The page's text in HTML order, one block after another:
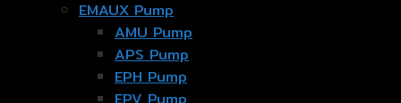
EMAUX Pump
AMU Pump
APS Pump
EPH Pump